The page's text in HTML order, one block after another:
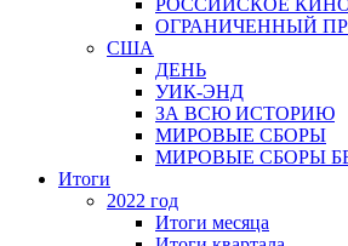
ОГРАНИЧЕННЫЙ
США
ДЕНЬ
УИК-ЭНД
ЗА ВСЮ ИСТОРИЮ
МИРОВЫЕ СБОРЫ
МИРОВЫЕ СБОРЫ
Итоги
2022 год
Итоги месяца